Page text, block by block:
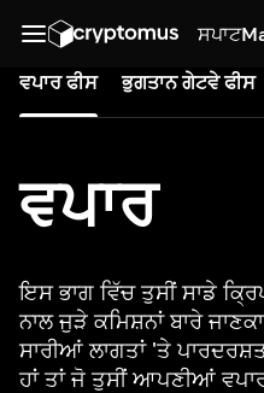
ਸਪਾਟ
ਵਪਾਰ ਫੀਸ
ਭੁਗਤਾਨ ਗੇਟਵੇ ਫੀਸ
ਵਪਾਰ
ਇਸ ਭਾਗ ਵਿੱਚ ਤੁਸੀਂ ਸਾਡੇ
ਨਾਲ ਜੁੜੇ ਕਮਿਸ਼ਨਾਂ ਬਾਰੇ
ਸਾਰੀਆਂ ਲਾਗਤਾਂ 'ਤੇ
ਹਾਂ ਤਾਂ ਜੋ ਤੁਸੀਂ ਆਪਣੀਆਂ